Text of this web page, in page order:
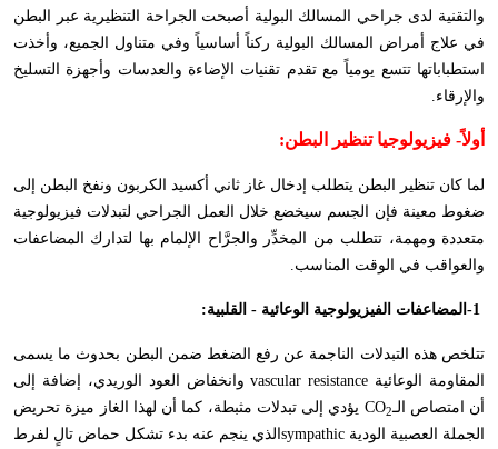
والتقنية لدى جراحي المسالك البولية أصبحت الجراحة التنظيرية عبر البطن
في علاج أمراض المسالك البولية ركناً أساسياً وفي متناول الجميع، وأخذت
استطباباتها تتسع يومياً مع تقدم تقنيات الإضاءة والعدسات وأجهزة التسليخ
والإرقاء.
أولاً- فيزيولوجيا تنظير البطن:
لما كان تنظير البطن يتطلب إدخال غاز ثاني أكسيد الكربون ونفخ البطن إلى
ضغوط معينة فإن الجسم سيخضع خلال العمل الجراحي لتبدلات فيزيولوجية
متعددة ومهمة، تتطلب من المخدِّر والجرَّاح الإلمام بها لتدارك المضاعفات
والعواقب في الوقت المناسب.
-1 المضاعفات الفيزيولوجية الوعائية - القلبية:
تتلخص هذه التبدلات الناجمة عن رفع الضغط ضمن البطن بحدوث ما يسمى
المقاومة الوعائية vascular resistance وانخفاض العود الوريدي، إضافة إلى
أن امتصاص الـ CO2
يؤدي إلى تبدلات مثبطة، كما أن لهذا الغاز ميزة تحريض
الجملة العصبية الودية sympathic الذي ينجم عنه بدء تشكل حماض تالٍ لفرط